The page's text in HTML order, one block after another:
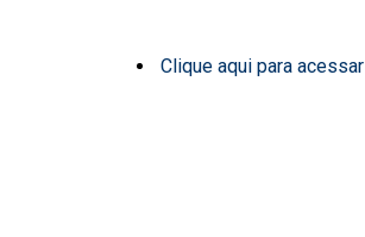
Clique aqui para acessar